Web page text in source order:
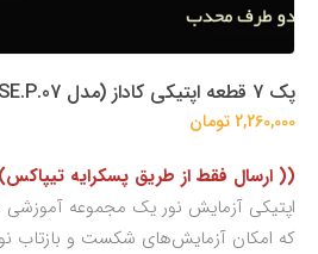
پک 7 قطعه اپتیکی کاداز (مدل LENSE.P.07)
2,260,000 تومان
(( ارسال فقط از طریق پسکرایه
اپتیکی آزمایش نور یک مجموعه
که امکان آزمایش‌های شکست و بازتاب